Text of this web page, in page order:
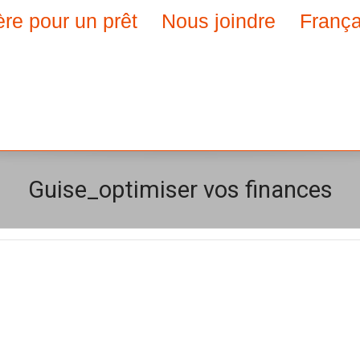
pour un prêt Nous joindre
Guise_optimiser vos finances